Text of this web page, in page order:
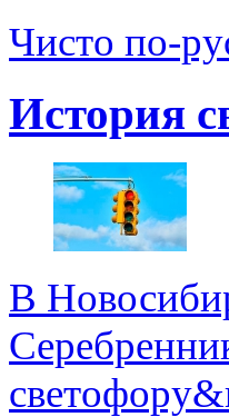
Чисто по-
История
В